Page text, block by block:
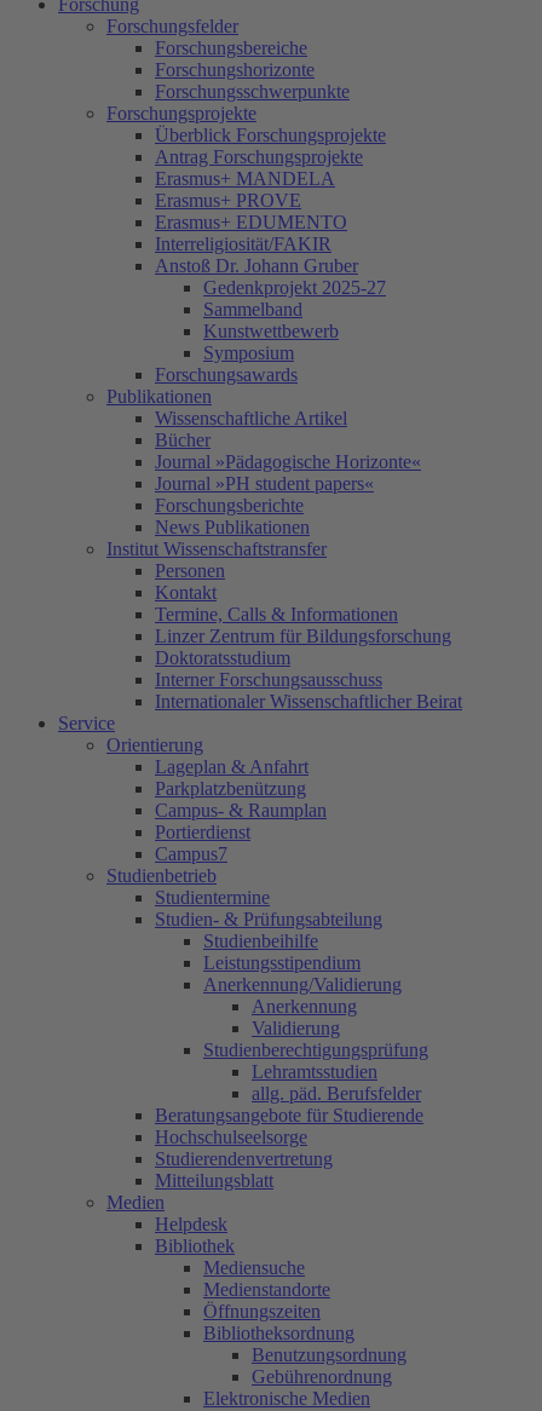
Forschung
Forschungsfelder
Forschungsbereiche
Forschungshorizonte
Forschungsschwerpunkte
Forschungsprojekte
Überblick Forschungsprojekte
Antrag Forschungsprojekte
Erasmus+ MANDELA
Erasmus+ PROVE
Erasmus+ EDUMENTO
Interreligiosität/FAKIR
Anstoß Dr. Johann Gruber
Gedenkprojekt 2025-27
Sammelband
Kunstwettbewerb
Symposium
Forschungsawards
Publikationen
Wissenschaftliche Artikel
Bücher
Journal »Pädagogische Horizonte«
Journal »PH student papers«
Forschungsberichte
News Publikationen
Institut Wissenschaftstransfer
Personen
Kontakt
Termine, Calls & Informationen
Linzer Zentrum für Bildungsforschung
Doktoratsstudium
Interner Forschungsausschuss
Internationaler Wissenschaftlicher Beirat
Service
Orientierung
Lageplan & Anfahrt
Parkplatzbenützung
Campus- & Raumplan
Portierdienst
Campus7
Studienbetrieb
Studientermine
Studien- & Prüfungsabteilung
Studienbeihilfe
Leistungsstipendium
Anerkennung/Validierung
Anerkennung
Validierung
Studienberechtigungsprüfung
Lehramtsstudien
allg. päd. Berufsfelder
Beratungsangebote für Studierende
Hochschulseelsorge
Studierendenvertretung
Mitteilungsblatt
Medien
Helpdesk
Bibliothek
Mediensuche
Medienstandorte
Öffnungszeiten
Bibliotheksordnung
Benutzungsordnung
Gebührenordnung
Elektronische Medien